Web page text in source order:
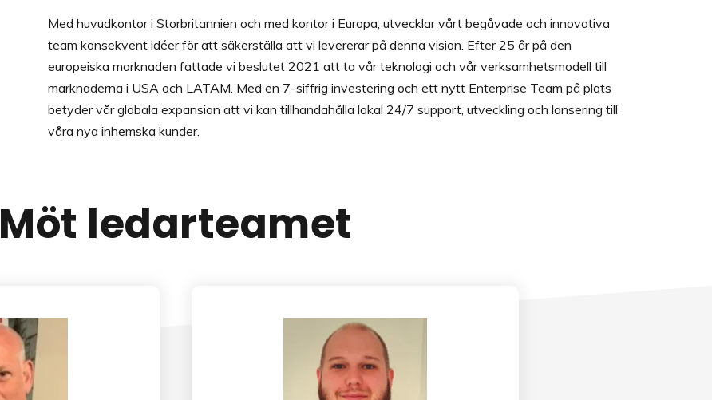
Med huvudkontor i Storbritannien och med kontor i Europa, utvecklar vårt begåvade och innovativa
team konsekvent idéer för att säkerställa att vi levererar på denna vision. Efter 25 år på den
europeiska marknaden fattade vi beslutet 2021 att ta vår teknologi och vår verksamhetsmodell till
marknaderna i USA och LATAM. Med en 7-siffrig investering och ett nytt Enterprise Team på plats
betyder vår globala expansion att vi kan tillhandahålla lokal 24/7 support, utveckling och lansering till
våra nya inhemska kunder.
Möt ledarteamet